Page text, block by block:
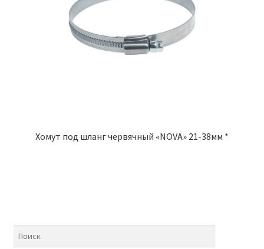
Хомут под шланг червячный «NOVA» 21-38мм *